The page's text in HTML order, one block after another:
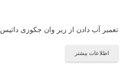
تعمیر آب دادن از زیر وان جکوزی داتیس
اطلاعات بیشتر